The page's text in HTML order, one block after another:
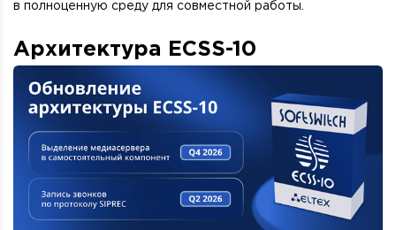
в полноценную среду для совместной работы.
Архитектура ECSS-10